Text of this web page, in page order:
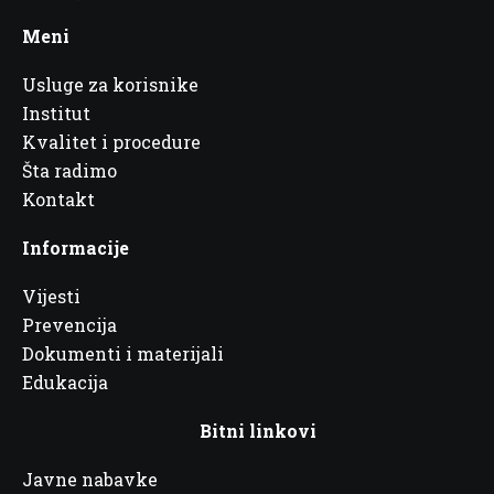
Meni
Usluge za korisnike
Institut
Kvalitet i procedure
Šta radimo
Kontakt
Informacije
Vijesti
Prevencija
Dokumenti i materijali
Edukacija
Bitni linkovi
Javne nabavke